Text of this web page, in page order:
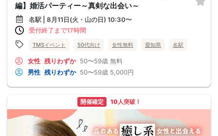
編】婚活パーティー～真剣な出会い～
名駅 | 8月11日(火・山の日) 10:30〜
受付終了まで17時間
TMSイベント 50代向け 女性無料 愛知県 名駅
女性 残りわずか 50〜59歳 無料
男性 残りわずか 50〜59歳 5,000円
開催確定 10人突破！